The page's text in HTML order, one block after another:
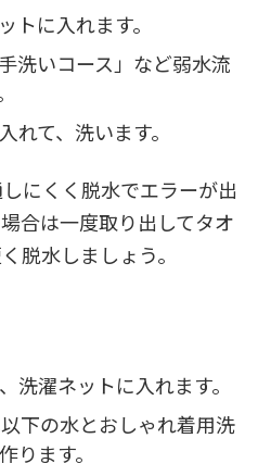
トに入れます。
洗いコース」など弱水流
れて、洗います。
にくく脱水でエラーが出
合は一度取り出してタオ
脱水しましょう。
洗濯ネットに入れます。
下の水とおしゃれ着用洗
ります。